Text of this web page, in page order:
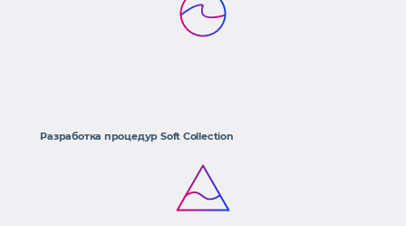
Разработка процедур Soft Collection